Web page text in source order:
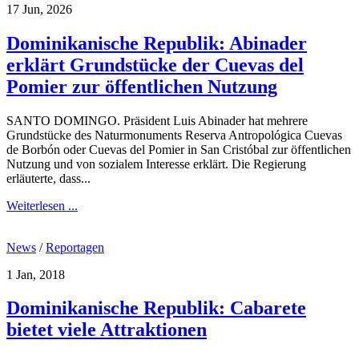
17 Jun, 2026
Dominikanische Republik: Abinader
erklärt Grundstücke der Cuevas del
Pomier zur öffentlichen Nutzung
SANTO DOMINGO. Präsident Luis Abinader hat mehrere
Grundstücke des Naturmonuments Reserva Antropológica Cuevas
de Borbón oder Cuevas del Pomier in San Cristóbal zur öffentlichen
Nutzung und von sozialem Interesse erklärt. Die Regierung
erläuterte, dass...
Weiterlesen ...
News /Reportagen
1 Jan, 2018
Dominikanische Republik: Cabarete
bietet viele Attraktionen